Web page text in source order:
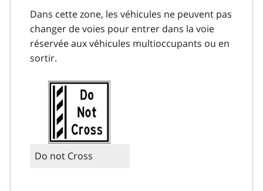
Dans cette zone, les véhicules ne peuvent pas
changer de voies pour entrer dans la voie
réservée aux véhicules multioccupants ou en
sortir.
Do not Cross